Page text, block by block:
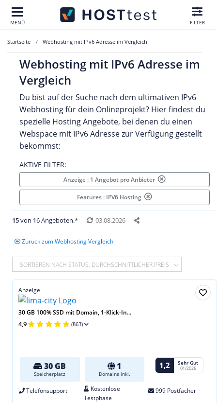
MENÜ FILTER
Startseite Webhosting mit IPv6 Adresse im Vergleich
Webhosting mit IPv6 Adresse im
Vergleich
Du bist auf der Suche nach dem ultimativen IPv6
Webhosting für dein Onlineprojekt? Hier findest du
spezielle Hosting Angebote, bei denen du einen
Webspace mit IPv6 Adresse zur Verfügung gestellt
bekommst:
AKTIVE FILTER:
Anzeige : 1 Angebot pro Anbieter
Features : IPV6 Hosting
15von 16 Angeboten.* 03.08.2026
Zurück zum Webhosting Vergleich
SORTIEREN NACH STATUS, DURCHSCHNITTLICHER PREIS
Anzeige
30 GB 100% SSD mit Domain, 1-Klick-In...
4,9 (863)
30 GB
Speicherplatz
1
Domains inkl.
1,2 Sehr Gut
01/2026
Telefonsupport
Kostenlose
Testphase
999 Postfächer